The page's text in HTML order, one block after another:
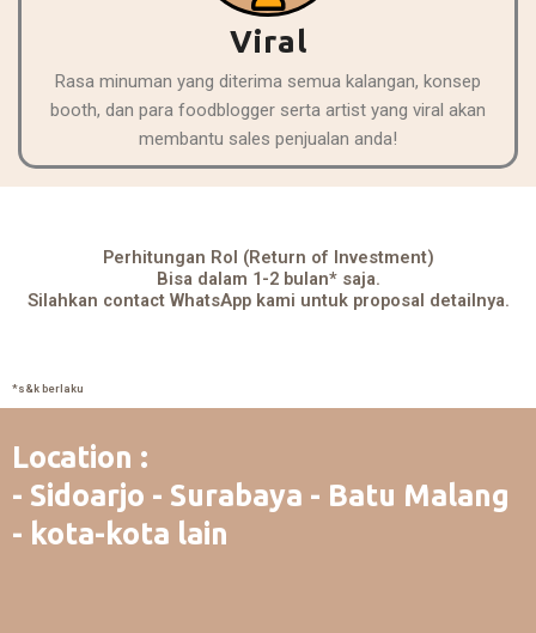
Viral
Rasa minuman yang diterima semua kalangan, konsep
booth, dan para foodblogger serta artist yang viral akan
membantu sales penjualan anda!
Perhitungan RoI (Return of Investment)
Bisa dalam 1-2 bulan* saja.
Silahkan contact WhatsApp kami untuk proposal detailnya.
*s&k berlaku
Location :
- Sidoarjo - Surabaya - Batu Malang
- kota-kota lain